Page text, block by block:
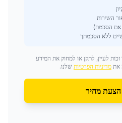
השירות
אם הסכמת)
ללא הסכמתך
לעיין, לתקן או למחוק את המידע
את מדיניות הפרטיות שלנו.
הצעת מחיר